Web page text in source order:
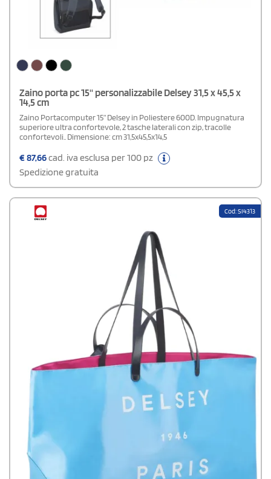
Zaino porta pc 15'' personalizzabile Delsey 31,5 x 45,5 x
14,5 cm
Zaino Portacomputer 15” Delsey in Poliestere 600D. Impugnatura
superiore ultra confortevole, 2 tasche laterali con zip, tracolle
confortevoli.. Dimensione: cm 31,5x45,5x14,5
€87,66cad. iva esclusa per 100 pz
Spedizione gratuita
Cod: SI4313